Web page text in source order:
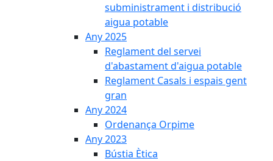
subministrament i distribució
aigua potable
Any 2025
Reglament del servei
d'abastament d'aigua potable
Reglament Casals i espais gent
gran
Any 2024
Ordenança Orpime
Any 2023
Bústia Ètica